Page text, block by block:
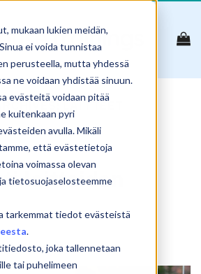
mukaan lukien meidän,
ei voida tunnistaa
perusteella, mutta yhdessä
ne voidaan yhdistää sinuun.
evästeitä voidaan pitää
kuitenkaan pyri
avulla. Mikäli
että evästetietoja
voimassa olevan
tietosuojaselosteemme
tarkemmat tiedot evästeistä
.
joka tallennetaan
tai puhelimeen
LAITTEET
laitteiden
SAMULI KOSKINEN